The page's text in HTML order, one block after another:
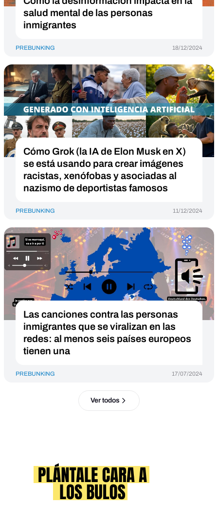
salud mental de las personas
inmigrantes
PREBUNKING 18/12/2024
Cómo Grok (la IA de Elon Musk en X)
se está usando para crear imágenes
racistas, xenófobas y asociadas al
nazismo de deportistas famosos
PREBUNKING 11/12/2024
Las canciones contra las personas
inmigrantes que se viralizan en las
redes: al menos seis países europeos
tienen una
PREBUNKING 17/07/2024
Ver todos